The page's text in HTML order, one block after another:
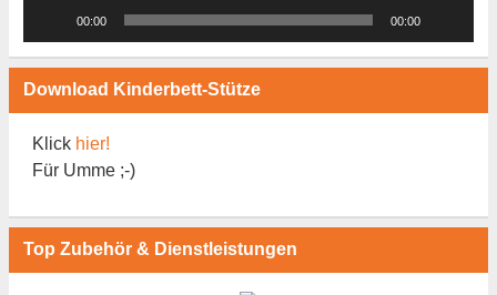
00:00 00:00
Download Kinderbett-Stütze
Klick hier!
Für Umme ;-)
Top Zubehör & Dienstleistungen